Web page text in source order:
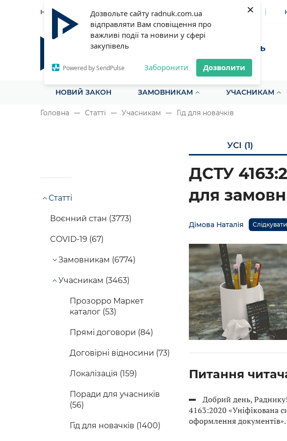
Дозвольте сайту radnuk.com.ua
відправляти Вам сповіщення про
важливі події та новини у сфері
закупівель
Powered by SendPulse Заборонити Дозволити
×
НОВИНИ СТАТТІ ІНСТРУМЕНТИ
Радник у сфері публічних закупівель
Все для закупівель на одному порталі
НОВИЙ ЗАКОН ЗАМОВНИКАМ УЧАСНИКАМ
Головна Статті Учасникам Гід для новачків
УСІ (1)
Статті
Воєнний стан (3773)
COVID-19 (67)
Замовникам (6774)
Учасникам (3463)
Прозорро Маркет
каталог (53)
Прямі договори (84)
Договірні відносини (73)
Локалізація (159)
Поради для учасників
(56)
Гід для новачків (1400)
ДСТУ
для
Дімова Наталія Слідкувати
Питання
Добрий день,
4163:2020 «Уніфікована
оформлення документів».